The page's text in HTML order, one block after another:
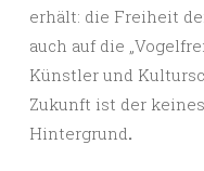
erhält: die Freiheit
auch auf die
Künstler und
Zukunft ist der
Hintergrund.